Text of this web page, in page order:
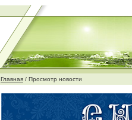
Главная / Просмотр новости